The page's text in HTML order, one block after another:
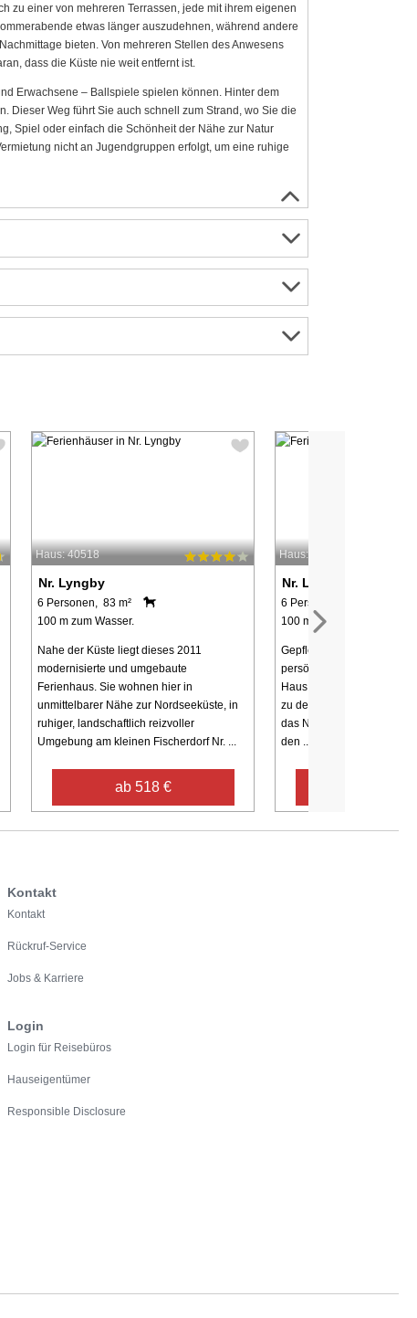
zu einer von mehreren Terrassen, jede mit ihrem eigenen
etwas länger auszudehnen, während andere
bieten. Von mehreren Stellen des Anwesens
dass die Küste nie weit entfernt ist.
Erwachsene – Ballspiele spielen können. Hinter dem
Dieser Weg führt Sie auch schnell zum Strand, wo Sie die
Spiel oder einfach die Schönheit der Nähe zur Natur
nicht an Jugendgruppen erfolgt, um eine ruhige
Haus: 40518
Nr. Lyngby
6 Personen, 83 m²
100 m zum Wasser.
Nahe der Küste liegt dieses 2011
modernisierte und umgebaute
Ferienhaus. Sie wohnen hier in
unmittelbarer Nähe zur Nordseeküste, in
ruhiger, landschaftlich reizvoller
Umgebung am kleinen Fischerdorf Nr. ...
ab 518 €
Haus: 90548
Nr. Lyngby
6 Personen, 96 m²
100 m zum Wasser.
Gepflegtes Ferienhaus,
persönlichen Stil
Haus liegt ca. 100 m vom
zu dem Sie durch
das Naturgebiet und über
den ...
Kontakt
Kontakt
Rückruf-Service
Jobs & Karriere
Login
Login für Reisebüros
Hauseigentümer
Responsible Disclosure